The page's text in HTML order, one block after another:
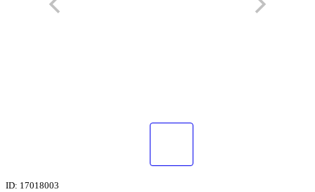
ID: 17018003